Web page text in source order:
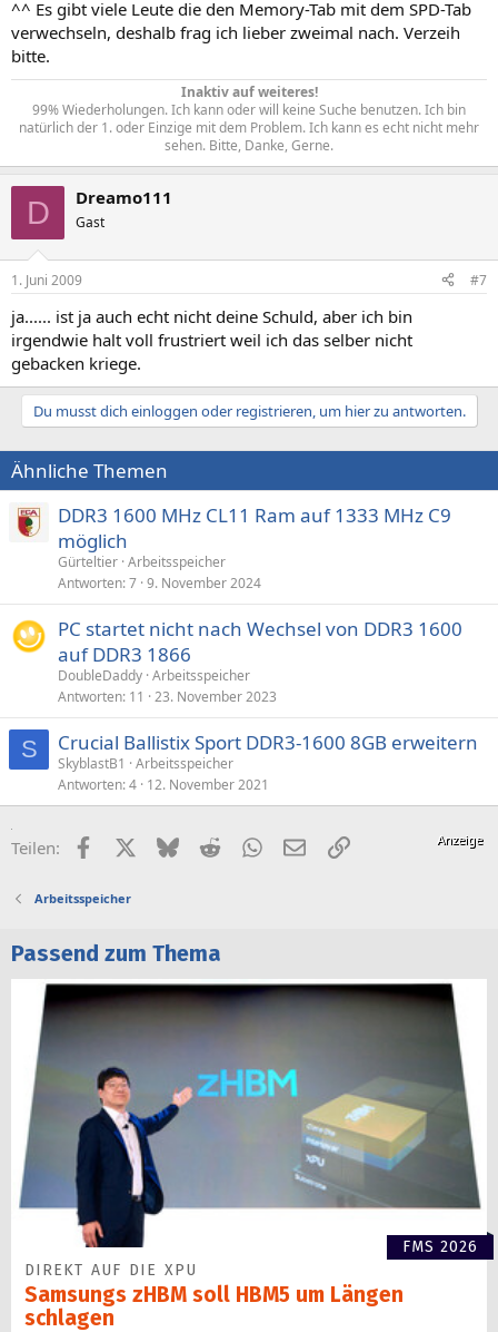
^^ Es gibt viele Leute die den Memory-Tab mit dem SPD-Tab
verwechseln, deshalb frag ich lieber zweimal nach. Verzeih
bitte.
Inaktiv auf weiteres!
99% Wiederholungen. Ich kann oder will keine Suche benutzen. Ich bin
natürlich der 1. oder Einzige mit dem Problem. Ich kann es echt nicht mehr
sehen. Bitte, Danke, Gerne.​
D Dreamo111
Gast
1. Juni 2009 #7
ja...... ist ja auch echt nicht deine Schuld, aber ich bin
irgendwie halt voll frustriert weil ich das selber nicht
gebacken kriege.
Du musst dich einloggen oder registrieren, um hier zu antworten.
Ähnliche Themen
DDR3 1600 MHz CL11 Ram auf 1333 MHz C9
möglich
Gürteltier Arbeitsspeicher
Antworten 7 9. November 2024
PC startet nicht nach Wechsel von DDR3 1600
auf DDR3 1866
DoubleDaddy Arbeitsspeicher
Antworten 11 23. November 2023
S Crucial Ballistix Sport DDR3-1600 8GB erweitern
SkyblastB1
Arbeitsspeicher
Antworten 4 12. November 2021
Teilen: FacebookX (Twitter)
BlueskyRedditWhatsApp
E-MailLink
Arbeitsspeicher
Passend zum Thema
FMS 2026
DIREKT AUF DIE XPU
Samsungs zHBM soll HBM5 um Längen
schlagen